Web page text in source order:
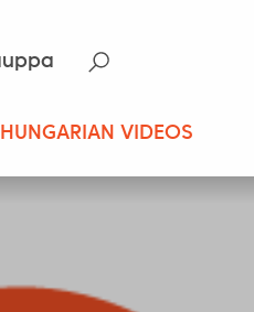
HUNGARIAN VIDEOS